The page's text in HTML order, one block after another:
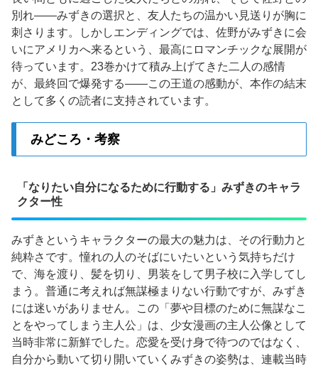
別れ——みずきの選択と、友人たちの温かい見送りが胸に
刺さります。しかしエンディングでは、佐野がみずきに会
いにアメリカへ来るという、最高にロマンチックな展開が
待っています。23巻かけて積み上げてきた二人の感情
が、最終回で爆発する——この王道の感動が、本作の結末
として多くの読者に支持されています。
みどころ・考察
「なりたい自分になるために行動する」みずきのキャラ
クター性
みずきというキャラクターの最大の魅力は、その行動力と
純粋さです。憧れの人のそばにいたいという気持ちだけ
で、海を渡り、髪を切り、男装をして男子校に入学してし
まう。普通に考えれば無謀極まりない行動ですが、みずき
には迷いがありません。この「夢や目標のために無謀なこ
とをやってしまう主人公」は、少女漫画の主人公像として
当時非常に新鮮でした。恋愛を受け身で待つのではなく、
自分から動いて切り開いていくみずきの姿勢は、連載当時